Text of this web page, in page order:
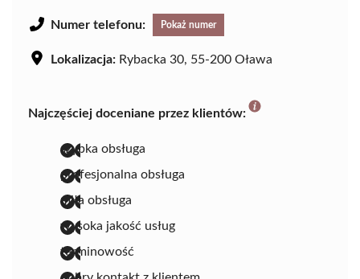
Numer telefonu: Pokaż numer
Lokalizacja: Rybacka 30, 55-200 Oława
Najczęściej doceniane przez klientów:
szybka obsługa
profesjonalna obsługa
miła obsługa
wysoka jakość usług
terminowość